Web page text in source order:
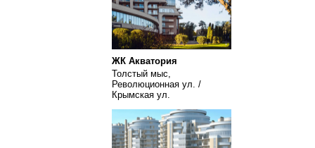
ЖК Акватория
Толстый мыс,
Революционная ул. /
Крымская ул.